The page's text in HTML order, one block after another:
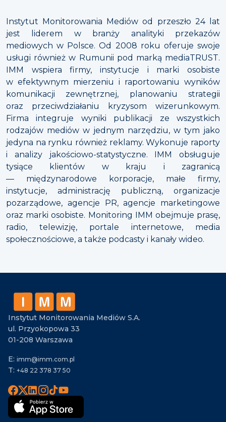
Instytut Monitorowania Mediów od przeszło 24 lat
jest liderem w branży analityki przekazów
mediowych w Polsce. Od 2008 roku oferuje swoje
usługi również w Rumunii pod marką mediaTRUST.
IMM wspiera firmy, instytucje i marki osobiste
w efektywnym mierzeniu i raportowaniu wyników
komunikacji zewnętrznej, planowaniu strategii
oraz przeciwdziałaniu kryzysom wizerunkowym.
Firma integruje wyniki publikacji ze wszystkich
rodzajów mediów w jednym narzędziu, w tym jako
jedyna na rynku również reklamy. Wykonuje raporty
i analizy jakościowo-statystyczne. IMM obsługuje
tysiące klientów w kraju i zagranicą
— międzynarodowe korporacje, małe firmy,
instytucje, administrację publiczną, organizacje
pozarządowe, agencje PR, agencje marketingowe
oraz marki osobiste. Monitoring IMM obejmuje prasę,
radio, telewizję, portale internetowe, media
społecznościowe, a także podcasty i kanały wideo.
Instytut Monitorowania Mediów S.A.
ul. Przyokopowa 33
01-208 Warszawa
E: imm@imm.com.pl
T: +48 22 378 37 50